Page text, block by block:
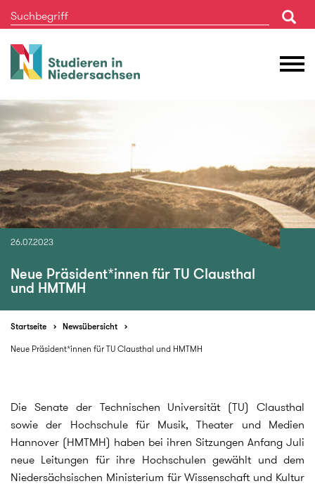
Studieren
in
26.07.2023
Neue Präsident*innen für TU Clausthal
und HMTMH
Startseite
Newsübersicht
Neue Präsident*innen für TU Clausthal und HMTMH
Die Senate der Technischen Universität (TU) Clausthal
sowie der Hochschule für Musik, Theater und Medien
Hannover (HMTMH) haben bei ihren Sitzungen Anfang Juli
neue Leitungen für ihre Hochschulen gewählt und dem
Niedersächsischen Ministerium für Wissenschaft und Kultur